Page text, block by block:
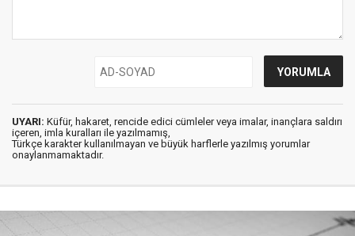
UYARI: Küfür, hakaret, rencide edici cümleler veya imalar, inançlara saldırı
içeren, imla kuralları ile yazılmamış,
Türkçe karakter kullanılmayan ve büyük harflerle yazılmış yorumlar
onaylanmamaktadır.